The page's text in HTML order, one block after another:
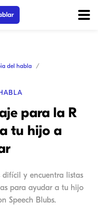
del habla
para la R
tu hijo a
difícil y encuentra listas
para ayudar a tu hijo
Speech Blubs.